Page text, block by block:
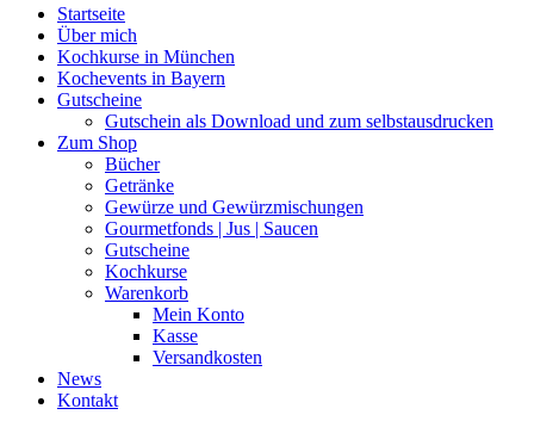
Close
Menu
Startseite
Über mich
Kochkurse in München
Kochevents in Bayern
Gutscheine
Gutschein als Download und zum selbstausdrucken
Zum Shop
Bücher
Getränke
Gewürze und Gewürzmischungen
Gourmetfonds | Jus | Saucen
Gutscheine
Kochkurse
Warenkorb
Mein Konto
Kasse
Versandkosten
News
Kontakt